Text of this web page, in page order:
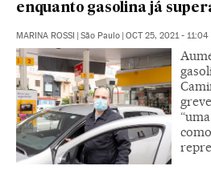
enquanto gasolina já
MARINA ROSSI | São Paulo | OCT 25, 2021 - 11:04